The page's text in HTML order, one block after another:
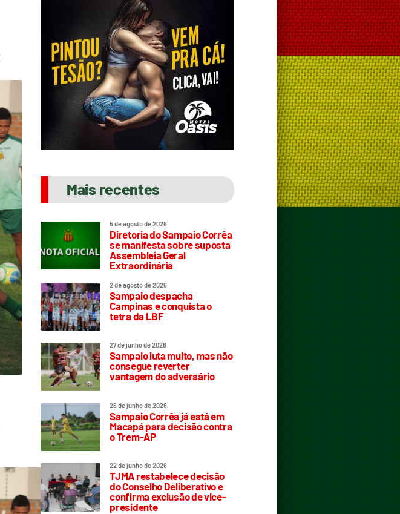
Mais recentes
5 de agosto de 2026
Diretoria do Sampaio Corrêa
se manifesta sobre suposta
Assembleia Geral
Extraordinária
2 de agosto de 2026
Sampaio despacha
Campinas e conquista o
tetra da LBF
27 de junho de 2026
Sampaio luta muito, mas não
consegue reverter
vantagem do adversário
26 de junho de 2026
Sampaio Corrêa já está em
Macapá para decisão contra
o Trem-AP
22 de junho de 2026
TJMA restabelece decisão
do Conselho Deliberativo e
confirma exclusão de vice-
presidente